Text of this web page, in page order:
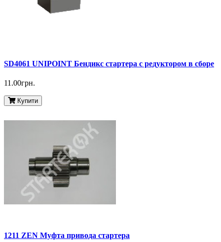
SD4061 UNIPOINT Бендикс стартера с редуктором в сборе
11.00грн.
Купити
1211 ZEN Муфта привода стартера